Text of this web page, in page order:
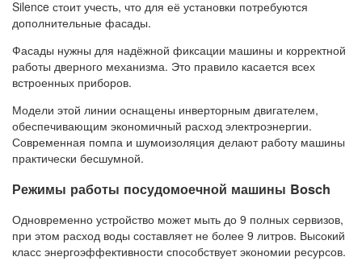
Silence стоит учесть, что для её установки потребуются
дополнительные фасады.
Фасады нужны для надёжной фиксации машины и корректной
работы дверного механизма. Это правило касается всех
встроенных приборов.
Модели этой линии оснащены инверторным двигателем,
обеспечивающим экономичный расход электроэнергии.
Современная помпа и шумоизоляция делают работу машины
практически бесшумной.
Режимы работы посудомоечной машины Bosch
Одновременно устройство может мыть до 9 полных сервизов,
при этом расход воды составляет не более 9 литров. Высокий
класс энергоэффективности способствует экономии ресурсов.